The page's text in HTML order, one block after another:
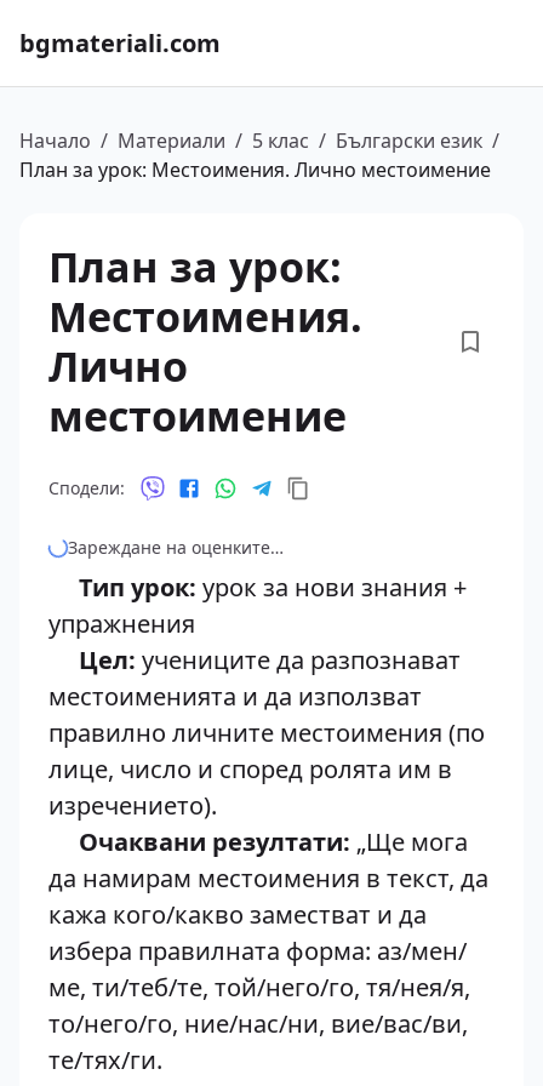
bgmateriali.com
Начало / Материали / 5 клас / Български език /
План за урок: Местоимения. Лично местоимение
План за урок:
Местоимения.
Лично
местоимение
Сподели:
Зареждане на оценките…
Тип урок: урок за нови знания +
упражнения
Цел: учениците да разпознават
местоименията и да използват
правилно личните местоимения (по
лице, число и според ролята им в
изречението).
Очаквани резултати: „Ще мога
да намирам местоимения в текст, да
кажа кого/какво заместват и да
избера правилната форма: аз/мен/
ме, ти/теб/те, той/него/го, тя/нея/я,
то/него/го, ние/нас/ни, вие/вас/ви,
те/тях/ги.